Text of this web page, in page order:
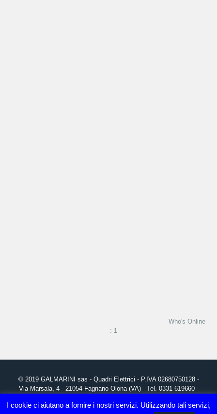
Who's Online
: 1
© 2019 GALMARINI sas - Quadri Elettrici - P.IVA 02680750128 -
Via Marsala, 4 - 21054 Fagnano Olona (VA) - Tel. 0331 619660 -
Grafica, realizzazione Sito Web e Posizionamento SEO:Studio
I cookie ci aiutano a fornire i nostri servizi. Utilizzando tali servizi,